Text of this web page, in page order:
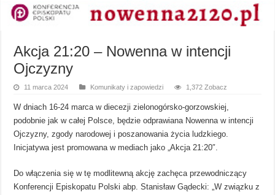
Akcja 21:20 – Nowenna w intencji
Ojczyzny
11 marca 2024 Komunikaty i zapowiedzi 1,372 Zobacz
W dniach 16-24 marca w diecezji zielonogórsko-gorzowskiej,
podobnie jak w całej Polsce, będzie odprawiana Nowenna w intencji
Ojczyzny, zgody narodowej i poszanowania życia ludzkiego.
Inicjatywa jest promowana w mediach jako „Akcja 21:20″.
Do włączenia się w tę modlitewną akcję zachęca przewodniczący
Konferencji Episkopatu Polski abp. Stanisław Gądecki: „W związku z